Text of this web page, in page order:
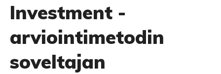
Investment -
arviointimetodin
soveltajan